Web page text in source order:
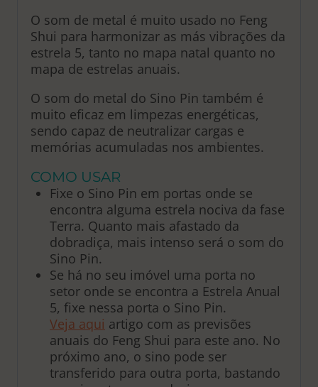
O som de metal é muito usado no Feng
Shui para harmonizar as más vibrações da
estrela 5, tanto no mapa natal quanto no
mapa de estrelas anuais.
O som do metal do Sino Pin também é
muito eficaz em limpezas energéticas,
sendo capaz de neutralizar cargas e
memórias acumuladas nos ambientes.
COMO USAR
Fixe o Sino Pin em portas onde se
encontra alguma estrela nociva da fase
Terra. Quanto mais afastado da
dobradiça, mais intenso será o som do
Sino Pin.
Se há no seu imóvel uma porta no
setor onde se encontra a Estrela Anual
5, fixe nessa porta o Sino Pin.
Veja aqui artigo com as previsões
anuais do Feng Shui para este ano. No
próximo ano, o sino pode ser
transferido para outra porta, bastando